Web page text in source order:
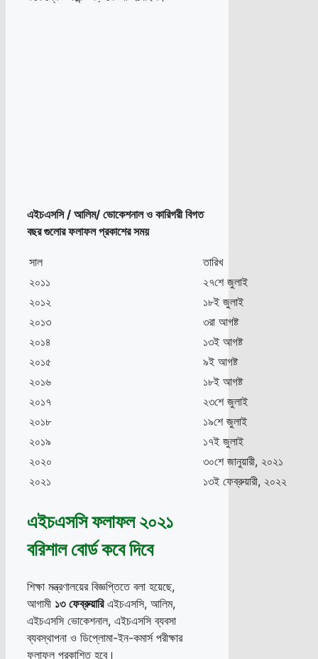
এইচএসসি / আলিম/ ভোকেশনাল ও কারিগরী বিগত
বছর গুলোর ফলাফল প্রকাশের সময়
সাল
তারিখ
২০১১
২৭শে জুলাই
২০১২
১৮ই জুলাই
২০১৩
৩রা আগষ্ট
২০১৪
১৩ই আগষ্ট
২০১৫
৯ই আগষ্ট
২০১৬
১৮ই আগষ্ট
২০১৭
২৩শে জুলাই
২০১৮
১৯শে জুলাই
২০১৯
১৭ই জুলাই
২০২০
৩০শে জানুয়ারী, ২০২১
২০২১
১৩ই ফেব্রুয়ারী, ২০২২
এইচএসসি ফলাফল ২০২১
বরিশাল বোর্ড কবে দিবে
শিক্ষা মন্ত্রণালয়ের বিজ্ঞপ্তিতে বলা হয়েছে,
আগামী ১৩ ফেব্রুয়ারিএইচএসসি, আলিম,
এইচএসসি ভোকেশনাল, এইচএসসি ব্যবসা
ব্যবস্থাপনা ও ডিপ্লোমা-ইন-কমার্স পরীক্ষার
ফলাফল প্রকাশিত হবে।